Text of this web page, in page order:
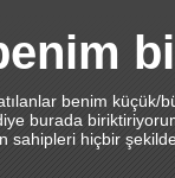
benim küçük/
burada
sahipleri hiçbir